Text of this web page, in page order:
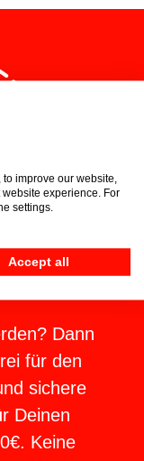
Top-
Dann
für den
sichere
Deinen
Keine
improve our website,
experience. For
settings.
Accept all